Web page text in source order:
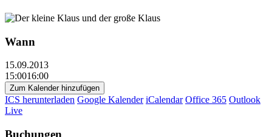
Wann
15.09.2013
15:0016:00
Zum Kalender hinzufügen
ICS herunterladen Google Kalender iCalendar Office 365 Outlook
Live
Buchungen